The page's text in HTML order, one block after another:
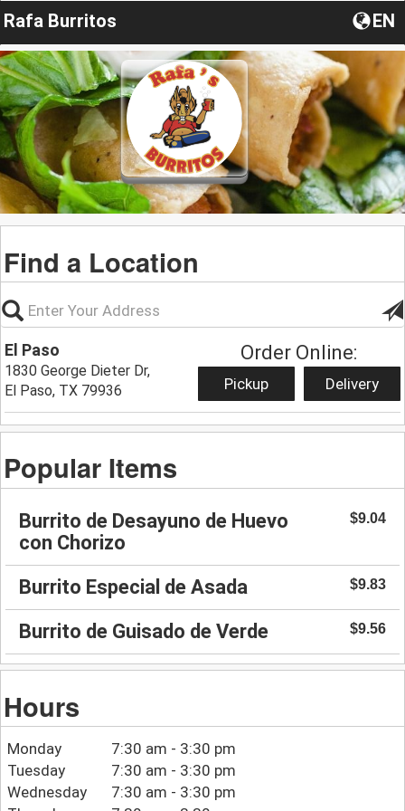
Rafa Burritos EN
Find a Location
El Paso
1830 George Dieter Dr,
El Paso, TX 79936
Order Online:
Pickup Delivery
Popular Items
Burrito de Desayuno de Huevo
con Chorizo
$9.04
Burrito Especial de Asada $9.83
Burrito de Guisado de Verde $9.56
Hours
Monday
7:30 am - 3:30 pm
Tuesday
7:30 am - 3:30 pm
Wednesday
7:30 am - 3:30 pm